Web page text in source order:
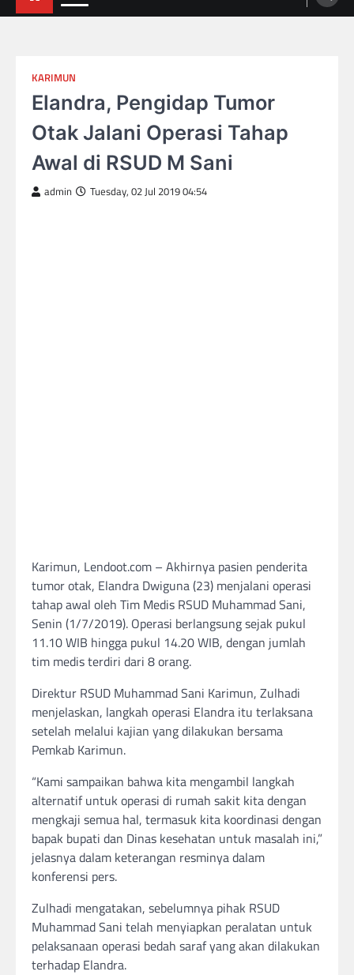
KARIMUN
Elandra, Pengidap Tumor
Otak Jalani Operasi Tahap
Awal di RSUD M Sani
admin Tuesday, 02 Jul 2019 04:54
Karimun, Lendoot.com – Akhirnya pasien penderita
tumor otak, Elandra Dwiguna (23) menjalani operasi
tahap awal oleh Tim Medis RSUD Muhammad Sani,
Senin (1/7/2019). Operasi berlangsung sejak pukul
11.10 WIB hingga pukul 14.20 WIB, dengan jumlah
tim medis terdiri dari 8 orang.
Direktur RSUD Muhammad Sani Karimun, Zulhadi
menjelaskan, langkah operasi Elandra itu terlaksana
setelah melalui kajian yang dilakukan bersama
Pemkab Karimun.
“Kami sampaikan bahwa kita mengambil langkah
alternatif untuk operasi di rumah sakit kita dengan
mengkaji semua hal, termasuk kita koordinasi dengan
bapak bupati dan Dinas kesehatan untuk masalah ini,”
jelasnya dalam keterangan resminya dalam
konferensi pers.
Zulhadi mengatakan, sebelumnya pihak RSUD
Muhammad Sani telah menyiapkan peralatan untuk
pelaksanaan operasi bedah saraf yang akan dilakukan
terhadap Elandra.